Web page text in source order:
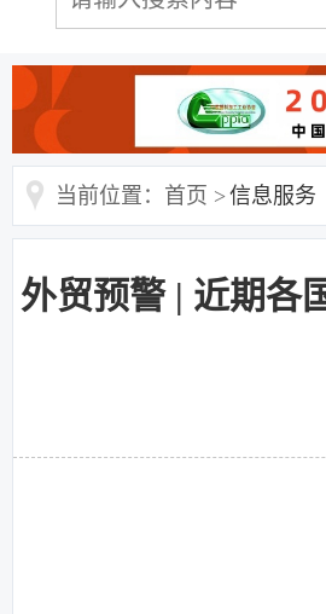
当前位置：首页 >信息服务
外贸预警 | 近期各